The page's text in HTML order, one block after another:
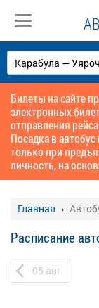
Билеты на сайте
электронных
отправления
Посадка в
только при
личность, на
Главная
Расписание
05 авг